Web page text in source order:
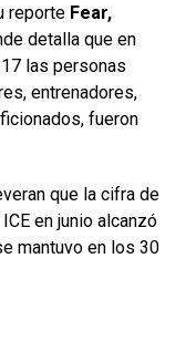
reporte Fear,
detalla que en
las personas
entrenadores,
fueron
que la cifra de
en junio alcanzó
mantuvo en los 30